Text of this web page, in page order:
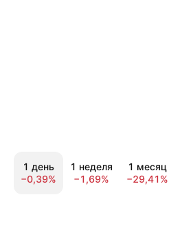
1 день
−0,39%
1 неделя
−1,69%
1 месяц
−29,41%